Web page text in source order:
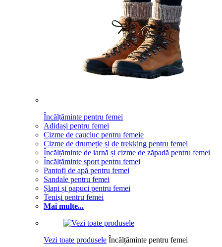
Încălțăminte pentru femei
Adidași pentru femei
Cizme de cauciuc pentru femeie
Cizme de drumeție și de trekking pentru femei
Încălțăminte de iarnă și cizme de zăpadă pentru femei
Încălțăminte sport pentru femei
Pantofi de apă pentru femei
Sandale pentru femei
Șlapi și papuci pentru femei
Teniși pentru femei
Mai multe...
Vezi toate produsele Încălțăminte pentru femei